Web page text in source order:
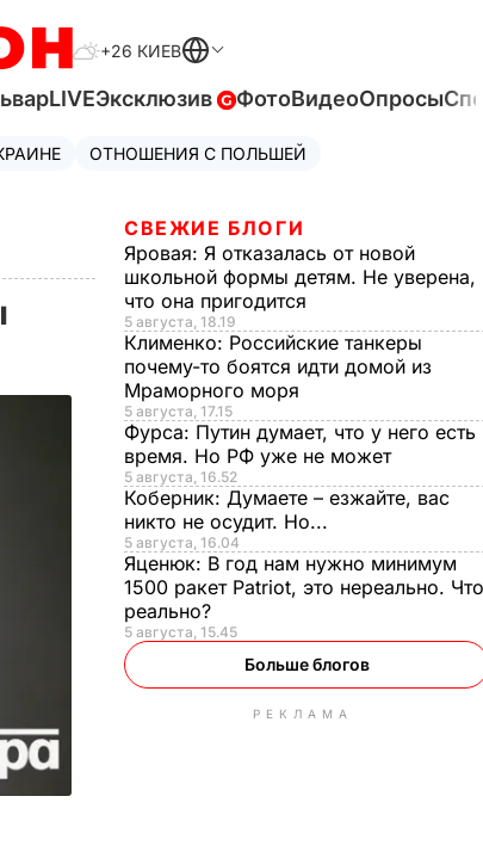
+26 КИЕВ
LIVEЭксклюзив ФотоВидеоОпросы
ОТНОШЕНИЯ С ПОЛЬШЕЙ
СВЕЖИЕ БЛОГИ
Яровая: Я отказалась от новой
школьной формы детям. Не уверена,
что она пригодится
5 августа, 18.19
Клименко: Российские танкеры
почему-то боятся идти домой из
Мраморного моря
5 августа, 17.15
Фурса: Путин думает, что у него есть
время. Но РФ уже не может
5 августа, 16.52
Коберник: Думаете – езжайте, вас
никто не осудит. Но...
5 августа, 16.04
Яценюк: В год нам нужно минимум
1500 ракет Patriot, это нереально. Что
реально?
5 августа, 15.45
Больше блогов
РЕКЛАМА